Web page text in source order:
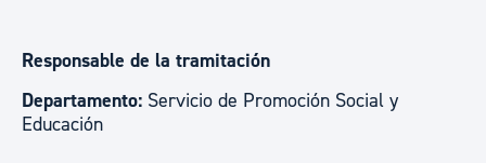
Responsable de la tramitación
Departamento: Servicio de Promoción Social y
Educación